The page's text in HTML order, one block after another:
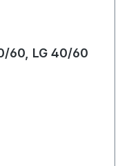
60, LG 40/60